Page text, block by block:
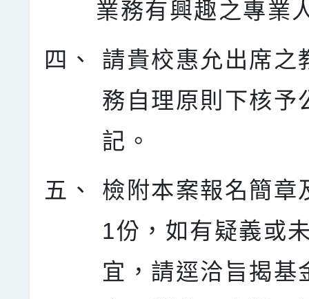
業務有興趣之專業
四、
請貴校惠允出席之
務自理原則下核予
記。
五、
檢附本案報名簡章
1份，如有疑義或
宜，請逕洽旨揭基